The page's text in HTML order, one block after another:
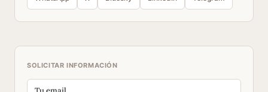
SOLICITAR INFORMACIÓN